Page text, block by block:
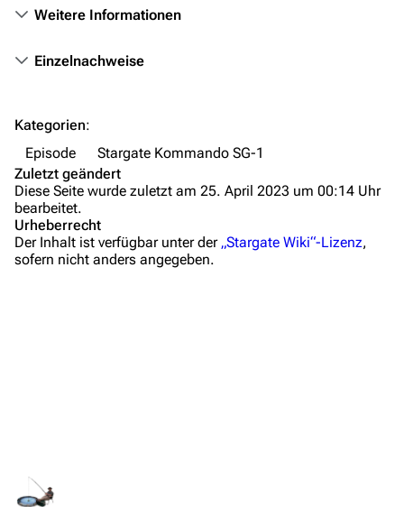
Letzte Änderungen
Anfragen
Administrations-Übersicht
Löschantrag
Vandalismus melden
Weitere Informationen
Einzelnachweise
Personen
Kategorien:
Episode
Stargate Kommando SG-1
Zuletzt geändert
Diese Seite wurde zuletzt am 25. April 2023 um 00:14 Uhr
bearbeitet.
Urheberrecht
Der Inhalt ist verfügbar unter der „Stargate Wiki“-Lizenz,
sofern nicht anders angegeben.